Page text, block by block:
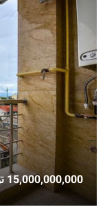
15,000,000,000 تومان